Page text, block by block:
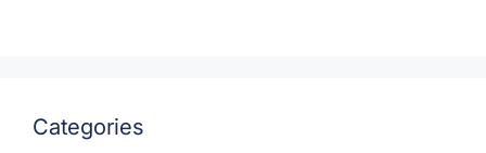
Categories